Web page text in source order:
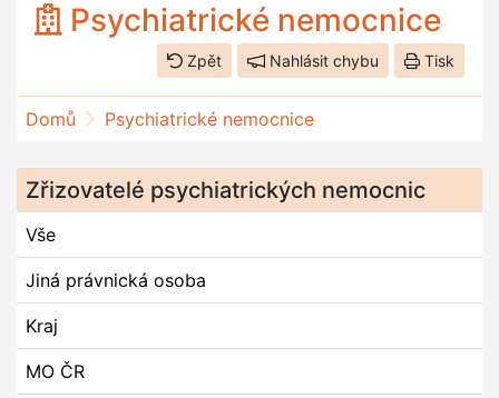
Psychiatrické nemocnice
Zpět Nahlásit chybu Tisk
Domů Psychiatrické nemocnice
Zřizovatelé psychiatrických nemocnic
Vše
Jiná právnická osoba
Kraj
MO ČR